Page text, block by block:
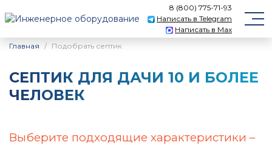
8 (800) 775-71-93
Написать в Telegram
Написать в Max
Главная
Подобрать септик
CЕПТИК ДЛЯ ДАЧИ 10 И БОЛЕЕ
ЧЕЛОВЕК
Выберите подходящие характеристики –